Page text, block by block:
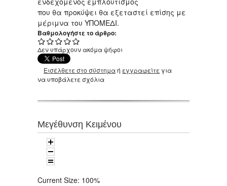
που θα προκύψει θα εξεταστεί επίσης με
μέριμνα του ΥΠΟΜΕΔΙ.
Βαθμολογήστε το άρθρο:
Δεν υπάρχουν ακόμα ψήφοι
Εισέλθετε στο σύστημαή εγγραφείτε για
να υποβάλετε σχόλια
Μεγέθυνση Κειμένου
Current Size: 100%